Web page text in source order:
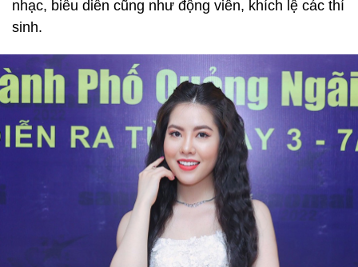
nhạc, biểu diễn cũng như động viên, khích lệ các thí
sinh.